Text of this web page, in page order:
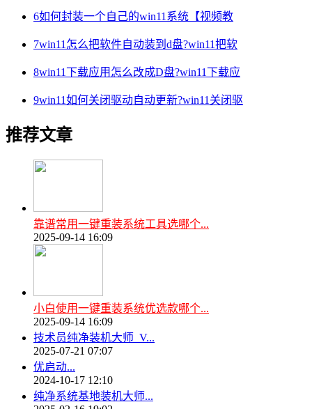
6如何封装一个自己的win11系统【视频教
7win11怎么把软件自动装到d盘?win11把软
8win11下载应用怎么改成D盘?win11下载应
9win11如何关闭驱动自动更新?win11关闭驱
推荐文章
靠谱常用一键重装系统工具选哪个...
2025-09-14 16:09
小白使用一键重装系统优选款哪个...
2025-09-14 16:09
技术员纯净装机大师_V...
2025-07-21 07:07
优启动...
2024-10-17 12:10
纯净系统基地装机大师...